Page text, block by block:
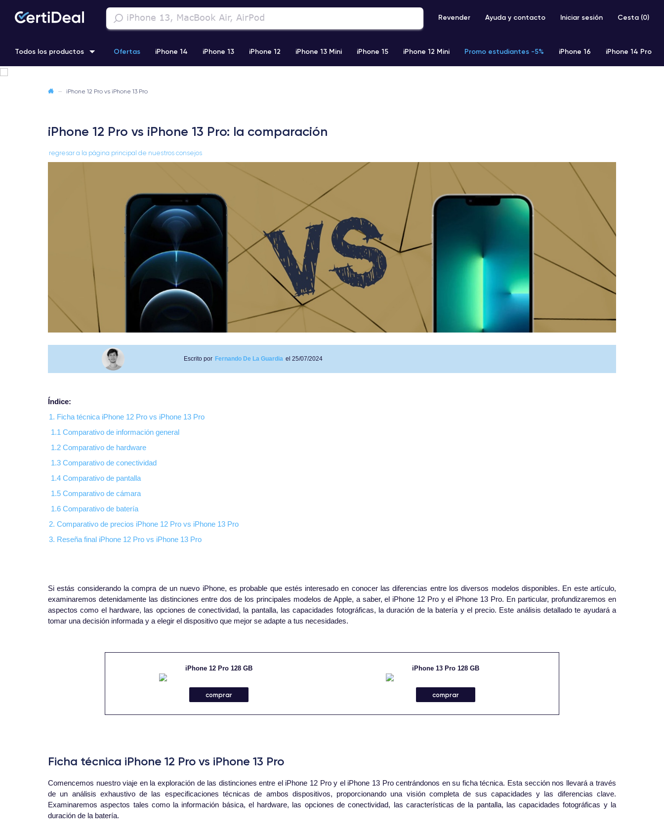
Revender Ayuda y contacto Iniciar sesión Cesta (0)
Todos los productos Ofertas iPhone 14 iPhone 13 iPhone 12 iPhone 13 Mini iPhone 15 iPhone 12 Mini Promo estudiantes -5% iPhone 16 iPhone 14 Pro
— iPhone 12 Pro vs iPhone 13 Pro
iPhone 12 Pro vs iPhone 13 Pro: la comparación
regresar a la página principal de nuestros consejos
Escrito por Fernando De La Guardia el 25/07/2024
Índice:
1. Ficha técnica iPhone 12 Pro vs iPhone 13 Pro
1.1 Comparativo de información general
1.2 Comparativo de hardware
1.3 Comparativo de conectividad
1.4 Comparativo de pantalla
1.5 Comparativo de cámara
1.6 Comparativo de batería
2. Comparativo de precios iPhone 12 Pro vs iPhone 13 Pro
3. Reseña final iPhone 12 Pro vs iPhone 13 Pro
Si estás considerando la compra de un nuevo iPhone, es probable que estés interesado en conocer las diferencias entre los diversos modelos disponibles. En este artículo,
examinaremos detenidamente las distinciones entre dos de los principales modelos de Apple, a saber, el iPhone 12 Pro y el iPhone 13 Pro. En particular, profundizaremos en
aspectos como el hardware, las opciones de conectividad, la pantalla, las capacidades fotográficas, la duración de la batería y el precio. Este análisis detallado te ayudará a
tomar una decisión informada y a elegir el dispositivo que mejor se adapte a tus necesidades.
iPhone 12 Pro 128 GB
comprar
iPhone 13 Pro 128 GB
comprar
Ficha técnica iPhone 12 Pro vs iPhone 13 Pro
Comencemos nuestro viaje en la exploración de las distinciones entre el iPhone 12 Pro y el iPhone 13 Pro centrándonos en su ficha técnica. Esta sección nos llevará a través
de un análisis exhaustivo de las especificaciones técnicas de ambos dispositivos, proporcionando una visión completa de sus capacidades y las diferencias clave.
Examinaremos aspectos tales como la información básica, el hardware, las opciones de conectividad, las características de la pantalla, las capacidades fotográficas y la
duración de la batería.